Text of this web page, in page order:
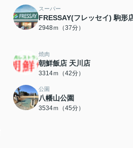
スーパー
FRESSAY(フレッセイ) 駒形
2948ｍ（37分）
焼肉
朝鮮飯店 天川店
3314ｍ（42分）
公園
八幡山公園
3534ｍ（45分）